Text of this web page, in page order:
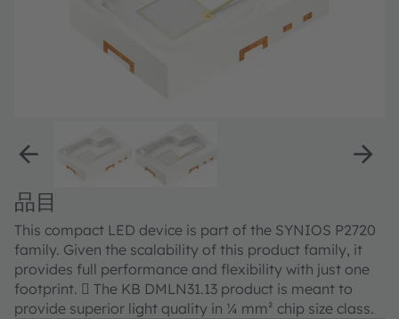
品目
This compact LED device is part of the SYNIOS P2720
family. Given the scalability of this product family, it
provides full performance and flexibility with just one
footprint.  The KB DMLN31.13 product is meant to
provide superior light quality in ¼ mm² chip size class.